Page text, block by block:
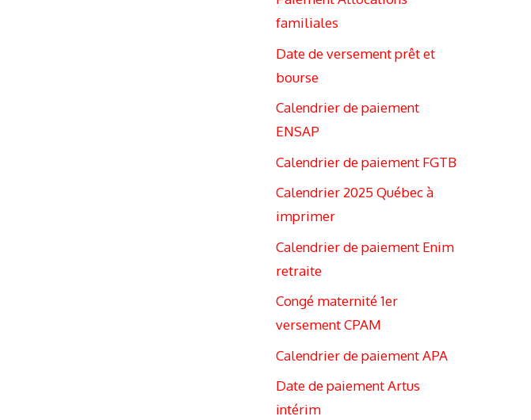
familiales
Date de versement prêt et
bourse
Calendrier de paiement
ENSAP
Calendrier de paiement FGTB
Calendrier 2025 Québec à
imprimer
Calendrier de paiement Enim
retraite
Congé maternité 1er
versement CPAM
Calendrier de paiement APA
Date de paiement Artus
intérim